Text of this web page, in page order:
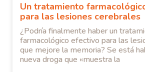
Un tratamiento
para las lesiones cerebrales
¿Podría finalmente haber un
farmacológico efectivo para las
que mejore la memoria? Se está
nueva droga que «muestra la